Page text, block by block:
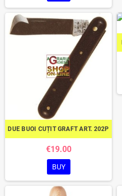
DUE BUOI CUȚIT GRAFT ART. 202P
€19.00
BUY